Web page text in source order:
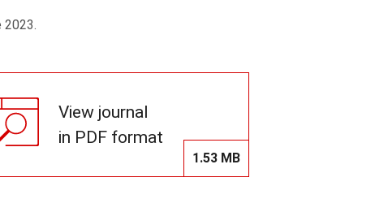
2023.
View journal
in PDF format
1.53 MB